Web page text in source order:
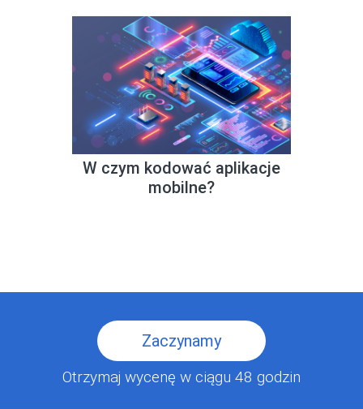
W czym kodować aplikacje
mobilne?
Zaczynamy
Otrzymaj wycenę w ciągu 48 godzin